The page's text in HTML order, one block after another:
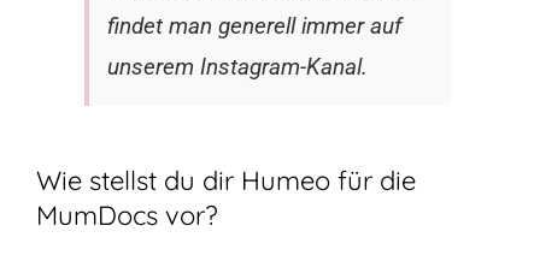
findet man generell immer auf
unserem Instagram-Kanal.
Wie stellst du dir Humeo für die
MumDocs vor?